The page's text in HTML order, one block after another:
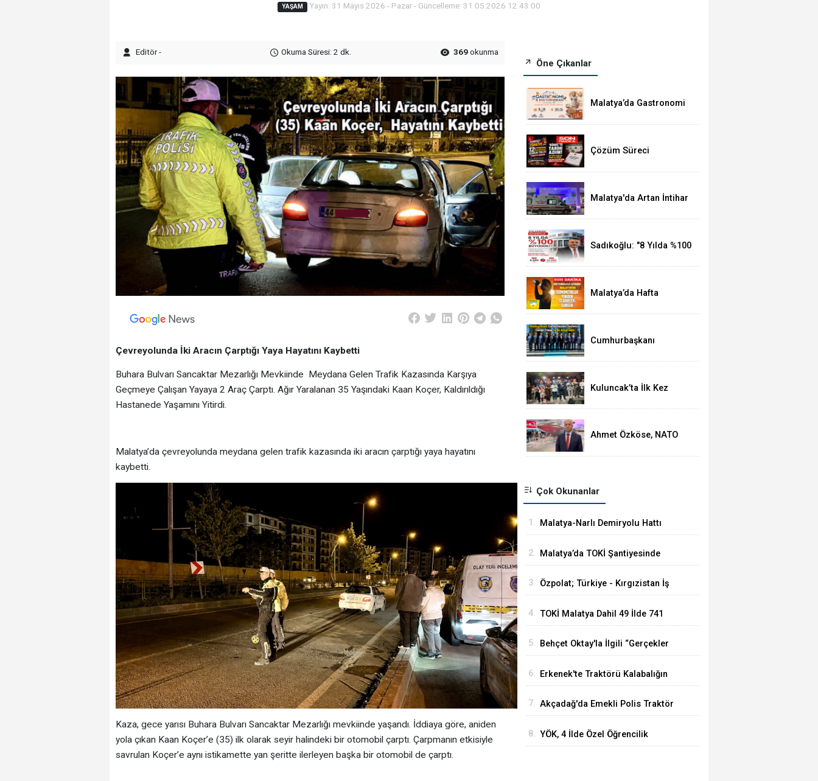
YAŞAM Yayın: 31 Mayıs 2026 - Pazar - Güncelleme: 31.05.2026 12:43:00
Editör - Okuma Süresi: 2 dk. 369okunma
Çevreyolunda İki Aracın Çarptığı Yaya Hayatını Kaybetti
Buhara Bulvarı Sancaktar Mezarlığı Mevkiinde Meydana Gelen Trafik Kazasında Karşıya
Geçmeye Çalışan Yayaya 2 Araç Çarptı. Ağır Yaralanan 35 Yaşındaki Kaan Koçer, Kaldırıldığı
Hastanede Yaşamını Yitirdi.
Malatya’da çevreyolunda meydana gelen trafik kazasında iki aracın çarptığı yaya hayatını
kaybetti.
Kaza, gece yarısı Buhara Bulvarı Sancaktar Mezarlığı mevkiinde yaşandı. İddiaya göre, aniden
yola çıkan Kaan Koçer’e (35) ilk olarak seyir halindeki bir otomobil çarptı. Çarpmanın etkisiyle
savrulan Koçer’e aynı istikamette yan şeritte ilerleyen başka bir otomobil de çarptı.
Öne Çıkanlar
Malatya’da Gastronomi
Ağustos'ta Yapılacak
Çözüm Süreci
Tam Metni TBMM'ye
Malatya'da Artan İntihar
Daha Eklendi
Sadıkoğlu: "8 Yılda %100
Güveni Gösteriyor
Malatya’da Hafta
Termometreler 37
Cumhurbaşkanı
Yılmaz, Malatya Heyetini
Kuluncak’ta İlk Kez
Festivali Sona Erdi
Ahmet Özköse, NATO
Türkiye'nin Gücünü
Çok Okunanlar
1. Malatya-Narlı Demiryolu Hattı
2. Malatya’da TOKİ Şantiyesinde
3. Özpolat; Türkiye - Kırgızistan İş
Olacaktır
4. TOKİ Malatya Dahil 49 İlde 741
5. Behçet Oktay'la İlgili “Gerçekler
6. Erkenek'te Traktörü Kalabalığın
Ağır Yaralandı
7. Akçadağ'da Emekli Polis Traktör
8. YÖK, 4 İlde Özel Öğrencilik